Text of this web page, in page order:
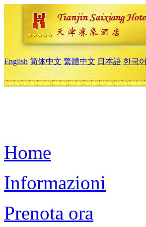
English 简体中文 繁體中文 日本語 한국어
Home
Informazioni
Prenota ora